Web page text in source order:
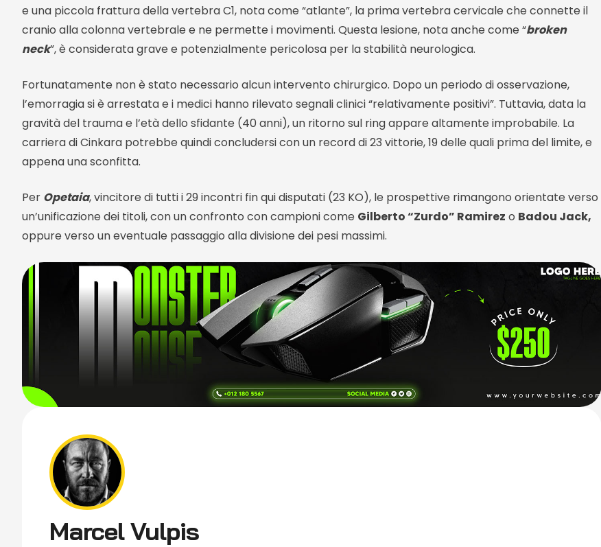
e una piccola frattura della vertebra C1, nota come “atlante”, la prima vertebra cervicale che connette il
cranio alla colonna vertebrale e ne permette i movimenti. Questa lesione, nota anche come “broken
neck”, è considerata grave e potenzialmente pericolosa per la stabilità neurologica.
Fortunatamente non è stato necessario alcun intervento chirurgico. Dopo un periodo di osservazione,
l’emorragia si è arrestata e i medici hanno rilevato segnali clinici “relativamente positivi”. Tuttavia, data la
gravità del trauma e l’età dello sfidante (40 anni), un ritorno sul ring appare altamente improbabile. La
carriera di Cinkara potrebbe quindi concludersi con un record di 23 vittorie, 19 delle quali prima del limite, e
appena una sconfitta.
Per Opetaia, vincitore di tutti i 29 incontri fin qui disputati (23 KO), le prospettive rimangono orientate verso
un’unificazione dei titoli, con un confronto con campioni come Gilberto “Zurdo” Ramirez o Badou Jack,
oppure verso un eventuale passaggio alla divisione dei pesi massimi.
Marcel Vulpis